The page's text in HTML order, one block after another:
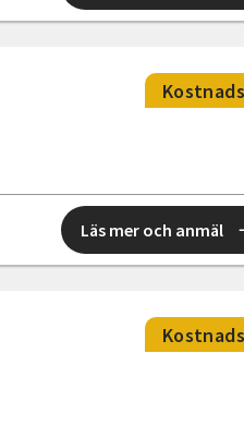
Läs mer och anmäl